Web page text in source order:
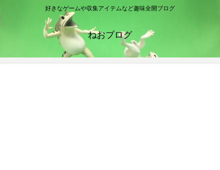
好きなゲームや収集アイテムなど趣味全開ブログ
ねおブログ